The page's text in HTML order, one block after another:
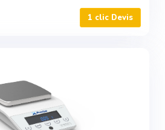
1 clic Devis